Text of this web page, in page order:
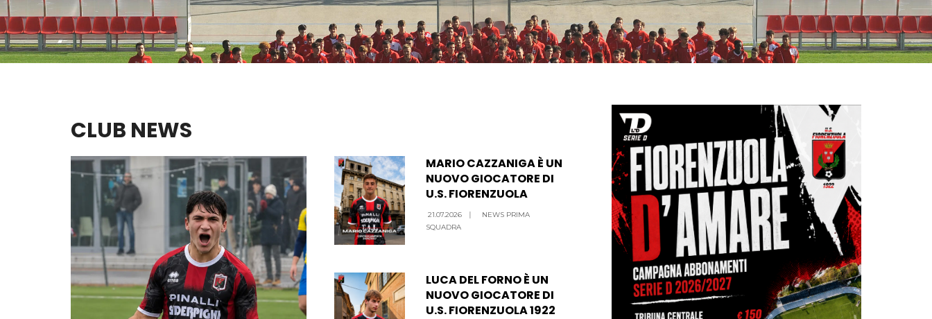
CLUB NEWS
MARIO CAZZANIGA È UN
NUOVO GIOCATORE DI
U.S. FIORENZUOLA
21.07.2026 |
NEWS PRIMA
SQUADRA
LUCA DEL FORNO È UN
NUOVO GIOCATORE DI
U.S. FIORENZUOLA 1922